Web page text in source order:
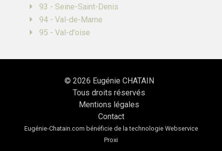
93 - Seine-Saint-Denis
94 - Val-de-Marne
95 - Val-d'oise
© 2026 Eugénie CHATAIN
Tous droits réservés
Mentions légales
Contact
Eugénie-Chatain.com bénéficie de la technologie Webservice
Proxi